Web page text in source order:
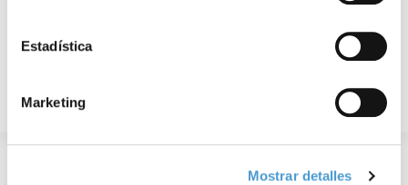
Estadística
Marketing
Mostrar detalles